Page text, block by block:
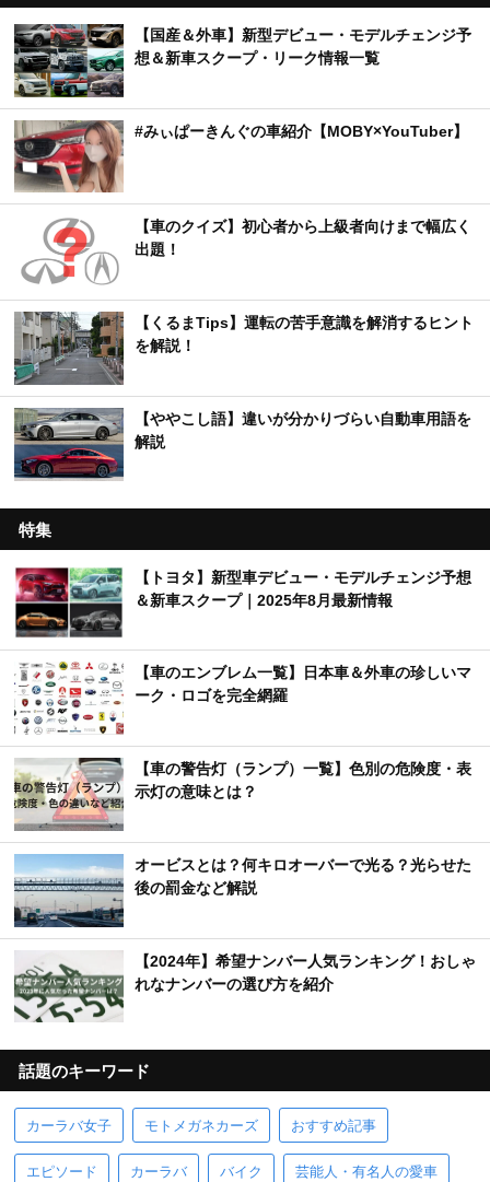
【国産＆外車】新型デビュー・モデルチェンジ予
想＆新車スクープ・リーク情報一覧
#みぃぱーきんぐの車紹介【MOBY×YouTuber】
【車のクイズ】初心者から上級者向けまで幅広く
出題！
【くるまTips】運転の苦手意識を解消するヒント
を解説！
【ややこし語】違いが分かりづらい自動車用語を
解説
特集
【トヨタ】新型車デビュー・モデルチェンジ予想
＆新車スクープ｜2025年8月最新情報
【車のエンブレム一覧】日本車＆外車の珍しいマ
ーク・ロゴを完全網羅
【車の警告灯（ランプ）一覧】色別の危険度・表
示灯の意味とは？
オービスとは？何キロオーバーで光る？光らせた
後の罰金など解説
【2024年】希望ナンバー人気ランキング！おしゃ
れなナンバーの選び方を紹介
話題のキーワード
カーラバ女子 モトメガネカーズ おすすめ記事
エピソード カーラバ バイク 芸能人・有名人の愛車